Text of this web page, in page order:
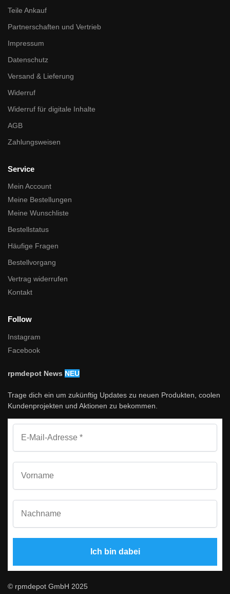
Teile Ankauf
Partnerschaften und Vertrieb
Impressum
Datenschutz
Versand & Lieferung
Widerruf
Widerruf für digitale Inhalte
AGB
Zahlungsweisen
Service
Mein Account
Meine Bestellungen
Meine Wunschliste
Bestellstatus
Häufige Fragen
Bestellvorgang
Vertrag widerrufen
Kontakt
Follow
Instagram
Facebook
rpmdepot News NEU
Trage dich ein um zukünftig Updates zu neuen Produkten, coolen
Kundenprojekten und Aktionen zu bekommen.
© rpmdepot GmbH 2025